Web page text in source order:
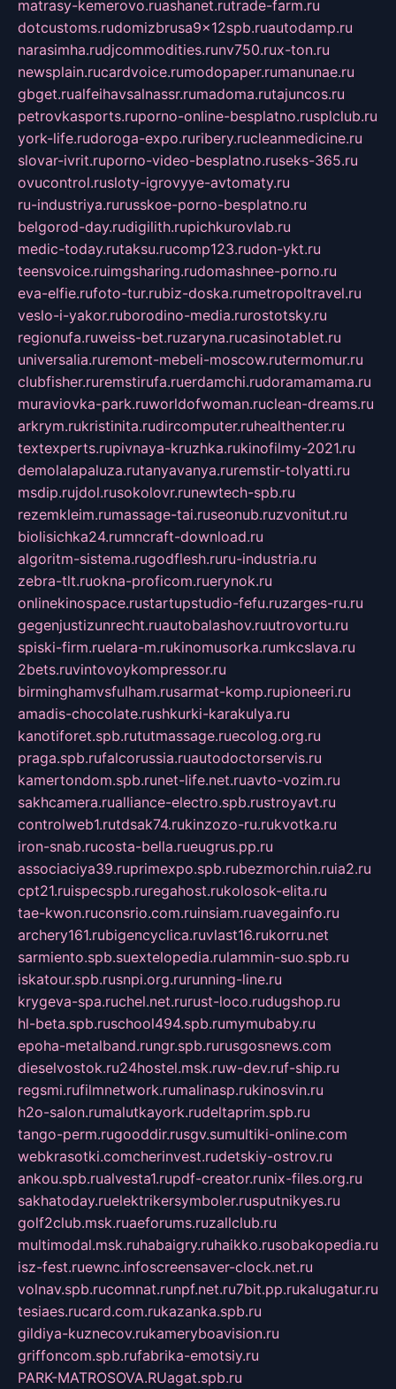
matrasy-kemerovo.ruashanet.rutrade-farm.ru
dotcustoms.rudomizbrusa9x12spb.ruautodamp.ru
narasimha.rudjcommodities.runv750.rux-ton.ru
newsplain.rucardvoice.rumodopaper.rumanunae.ru
gbget.rualfeihavsalnassr.rumadoma.rutajuncos.ru
petrovkasports.ruporno-online-besplatno.rusplclub.ru
york-life.rudoroga-expo.ruribery.rucleanmedicine.ru
slovar-ivrit.ruporno-video-besplatno.ruseks-365.ru
ovucontrol.rusloty-igrovyye-avtomaty.ru
ru-industriya.rurusskoe-porno-besplatno.ru
belgorod-day.rudigilith.rupichkurovlab.ru
medic-today.rutaksu.rucomp123.rudon-ykt.ru
teensvoice.ruimgsharing.rudomashnee-porno.ru
eva-elfie.rufoto-tur.rubiz-doska.rumetropoltravel.ru
veslo-i-yakor.ruborodino-media.rurostotsky.ru
regionufa.ruweiss-bet.ruzaryna.rucasinotablet.ru
universalia.ruremont-mebeli-moscow.rutermomur.ru
clubfisher.ruremstirufa.ruerdamchi.rudoramamama.ru
muraviovka-park.ruworldofwoman.ruclean-dreams.ru
arkrym.rukristinita.rudircomputer.ruhealthenter.ru
textexperts.rupivnaya-kruzhka.rukinofilmy-2021.ru
demolalapaluza.rutanyavanya.ruremstir-tolyatti.ru
msdip.rujdol.rusokolovr.runewtech-spb.ru
rezemkleim.rumassage-tai.ruseonub.ruzvonitut.ru
biolisichka24.rumncraft-download.ru
algoritm-sistema.rugodflesh.ruru-industria.ru
zebra-tlt.ruokna-proficom.ruerynok.ru
onlinekinospace.rustartupstudio-fefu.ruzarges-ru.ru
gegenjustizunrecht.ruautobalashov.ruutrovortu.ru
spiski-firm.ruelara-m.rukinomusorka.rumkcslava.ru
2bets.ruvintovoykompressor.ru
birminghamvsfulham.rusarmat-komp.rupioneeri.ru
amadis-chocolate.rushkurki-karakulya.ru
kanotiforet.spb.rututmassage.ruecolog.org.ru
praga.spb.rufalcorussia.ruautodoctorservis.ru
kamertondom.spb.runet-life.net.ruavto-vozim.ru
sakhcamera.rualliance-electro.spb.rustroyavt.ru
controlweb1.rutdsak74.rukinzozo-ru.rukvotka.ru
iron-snab.rucosta-bella.rueugrus.pp.ru
associaciya39.ruprimexpo.spb.rubezmorchin.ruia2.ru
cpt21.ruispecspb.ruregahost.rukolosok-elita.ru
tae-kwon.ruconsrio.com.ruinsiam.ruavegainfo.ru
archery161.rubigencyclica.ruvlast16.rukorru.net
sarmiento.spb.suextelopedia.rulammin-suo.spb.ru
iskatour.spb.rusnpi.org.rurunning-line.ru
krygeva-spa.ruchel.net.rurust-loco.rudugshop.ru
hl-beta.spb.ruschool494.spb.rumymubaby.ru
epoha-metalband.rungr.spb.rurusgosnews.com
dieselvostok.ru24hostel.msk.ruw-dev.ruf-ship.ru
regsmi.rufilmnetwork.rumalinasp.rukinosvin.ru
h2o-salon.rumalutkayork.rudeltaprim.spb.ru
tango-perm.rugooddir.rusgv.sumultiki-online.com
webkrasotki.comcherinvest.rudetskiy-ostrov.ru
ankou.spb.rualvesta1.rupdf-creator.runix-files.org.ru
sakhatoday.ruelektrikersymboler.rusputnikyes.ru
golf2club.msk.ruaeforums.ruzallclub.ru
multimodal.msk.ruhabaigry.ruhaikko.rusobakopedia.ru
isz-fest.ruewnc.infoscreensaver-clock.net.ru
volnav.spb.rucomnat.runpf.net.ru7bit.pp.rukalugatur.ru
tesiaes.rucard.com.rukazanka.spb.ru
gildiya-kuznecov.rukameryboavision.ru
griffoncom.spb.rufabrika-emotsiy.ru
PARK-MATROSOVA.RUagat.spb.ru